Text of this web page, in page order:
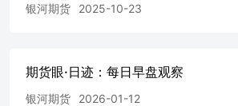
关注会议情况，回调买
锡：锡价短期或偏弱震
荡
及碳排放 集运：美国袭击伊朗地缘
银河期货 2025-10-23
期货眼·日迹：每日早盘观察
银河期货 2026-01-12